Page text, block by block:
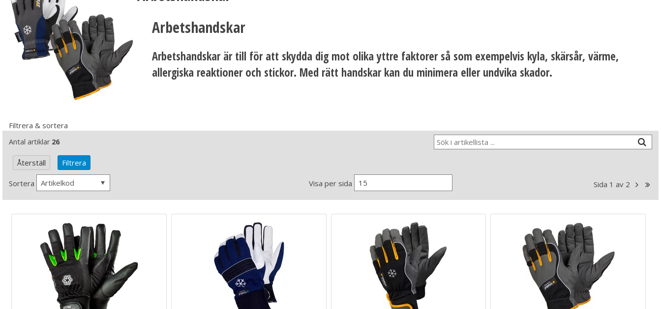
Arbetshandskar
Arbetshandskar är till för att skydda dig mot olika yttre faktorer så som exempelvis kyla, skärsår, värme,
allergiska reaktioner och stickor. Med rätt handskar kan du minimera eller undvika skador.
Filtrera & sortera
Antal artiklar 26
Sortera Artikelkod Visa per sida 15 Sida 1 av 2